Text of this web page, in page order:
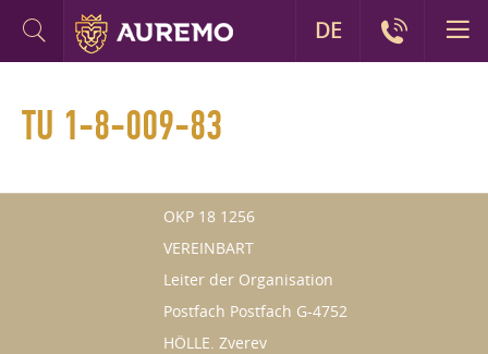
TU 1-8-009-83
OKP 18 1256
VEREINBART
Leiter der Organisation
Postfach Postfach G-4752
HÖLLE. Zverev
DE